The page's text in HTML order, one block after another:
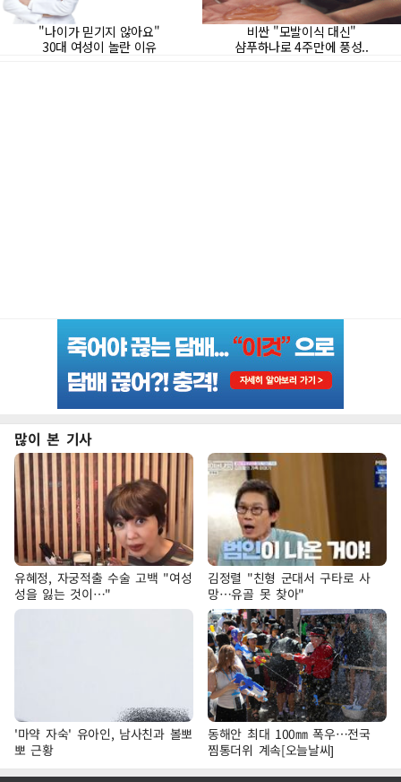
많이 본 기사
유혜정, 자궁적출 수술 고백 "여성
성을 잃는 것이…"
김정렬 "친형 군대서 구타로 사
망…유골 못 찾아"
'마약 자숙' 유아인, 남사친과 볼뽀
뽀 근황
동해안 최대 100㎜ 폭우…전국
찜통더위 계속[오늘날씨]